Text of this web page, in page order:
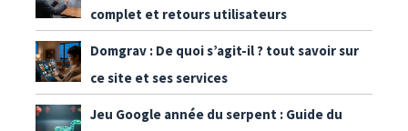
complet et retours utilisateurs
Domgrav : De quoi s’agit-il ? tout savoir sur
ce site et ses services
Jeu Google année du serpent : Guide du